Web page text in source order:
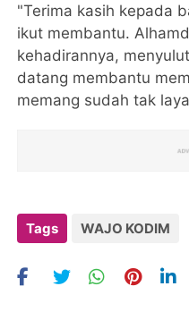
"Terima kasih kepada
ikut membantu.
kehadirannya,
datang membantu
memang sudah tak
Tags WAJO KODIM